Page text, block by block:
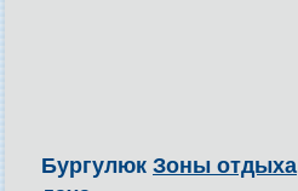
Бургулюк Зоны отдыха